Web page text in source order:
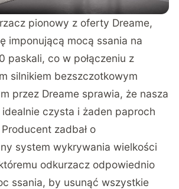
pionowy z oferty Dreame,
imponującą mocą ssania na
paskali, co w połączeniu z
silnikiem bezszczotkowym
przez Dreame sprawia, że nasza
idealnie czysta i żaden paproch
zadbał o
system wykrywania wielkości
odkurzacz odpowiednio
ssania, by usunąć wszystkie